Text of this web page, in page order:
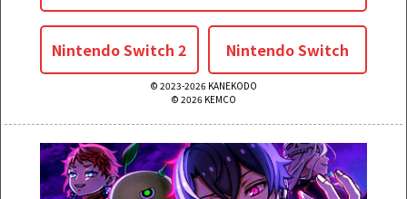
Nintendo Switch 2 Nintendo Switch
© 2023-2026 KANEKODO
© 2026 KEMCO